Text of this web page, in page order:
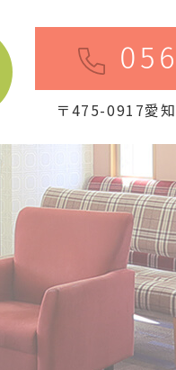
〒475-0917愛